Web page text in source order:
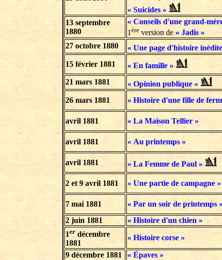
« Suicides »
13 septembre
1880
« Conseils d'une grand-
1 èreversion de« Jadis »
27 octobre 1880
« Une page d'histoire
15 février 1881
« En famille »
21 mars 1881
« Opinion publique »
26 mars 1881
« Histoire d'une fille de
avril 1881 « La Maison Tellier »
avril 1881 « Au printemps »
avril 1881 « La Femme de Paul »
2 et 9 avril 1881 « Une partie de campagne »
7 mai 1881
« Par un soir de printemps
2 juin 1881
« Histoire d'un chien »
1erdécembre
1881
« Histoire corse »
9 décembre 1881
« Épaves »